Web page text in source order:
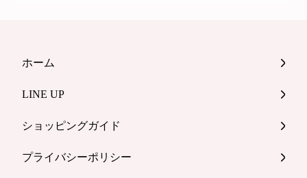
ホーム
LINE UP
ショッピングガイド
プライバシーポリシー